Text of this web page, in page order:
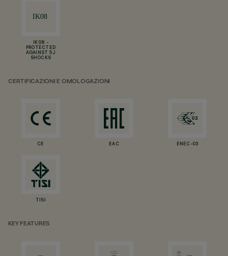
IK08 -
PROTECTED
AGAINST 5 J
SHOCKS
CERTIFICAZIONI E OMOLOGAZIONI
CE EAC ENEC-03
TISI
KEY FEATURES